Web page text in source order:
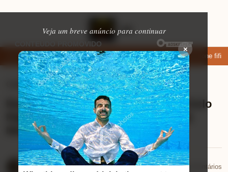
Veja um breve anúncio para continuar
×
apps de namoro que permitem enviar fotos e vídeos Microfone fifine
Celulares ⏱ 9 min de leitura
Review Lava-Roupas Líquido Omo Ciclo
Rápido: A Solução que Suas Roupas
Merecem!
Mariana Souza
📅 29/11/2025💬 0 comentários